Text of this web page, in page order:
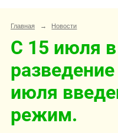
Главная → Новости
С 15 июля
июля
режим.